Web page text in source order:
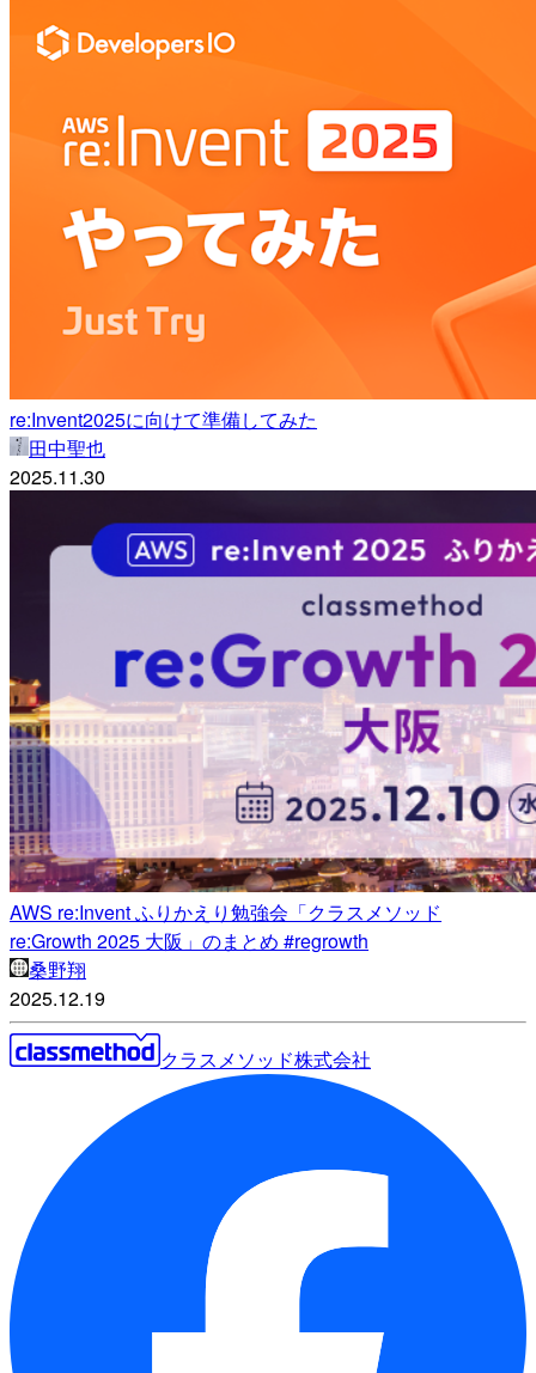
re:Invent2025に向けて準備してみた
田中聖也
2025.11.30
AWS re:Invent ふりかえり勉強会「クラスメソッド
re:Growth 2025 大阪」のまとめ #regrowth
桑野翔
2025.12.19
クラスメソッド株式会社